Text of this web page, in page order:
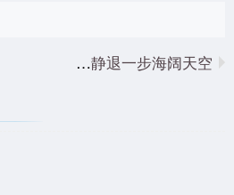
忍一时风平浪静退一步海阔天空